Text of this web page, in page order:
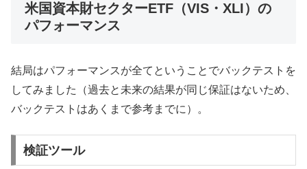
米国資本財セクターETF（VIS・XLI）の
パフォーマンス
結局はパフォーマンスが全てということでバックテストを
してみました（過去と未来の結果が同じ保証はないため、
バックテストはあくまで参考までに）。
検証ツール